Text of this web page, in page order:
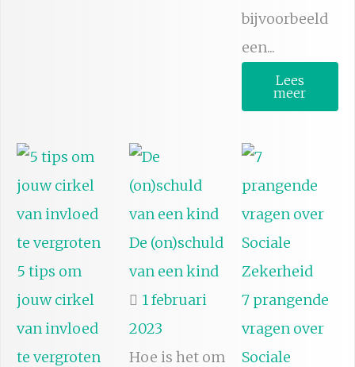
bijvoorbeeld
een...
Lees
meer
5 tips om
jouw cirkel
van invloed
te vergroten
De (on)schuld
van een kind
1 februari
2023
Hoe is het om
7 prangende
vragen over
Sociale